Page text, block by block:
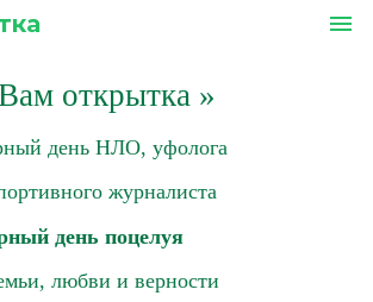
menu
открытка»
день НЛО, уфолога
журналиста
день поцелуя
любви и верности